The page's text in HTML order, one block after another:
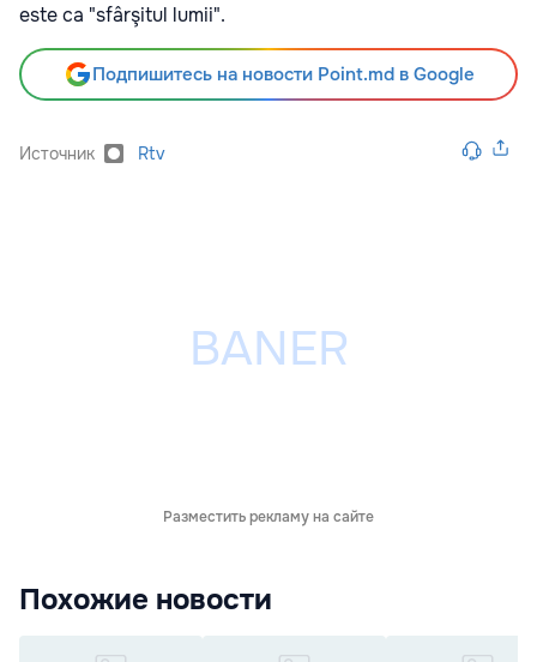
este ca "sfârşitul lumii".
Подпишитесь на новости Point.md в Google
Источник Rtv
Разместить рекламу на сайте
Похожие новости